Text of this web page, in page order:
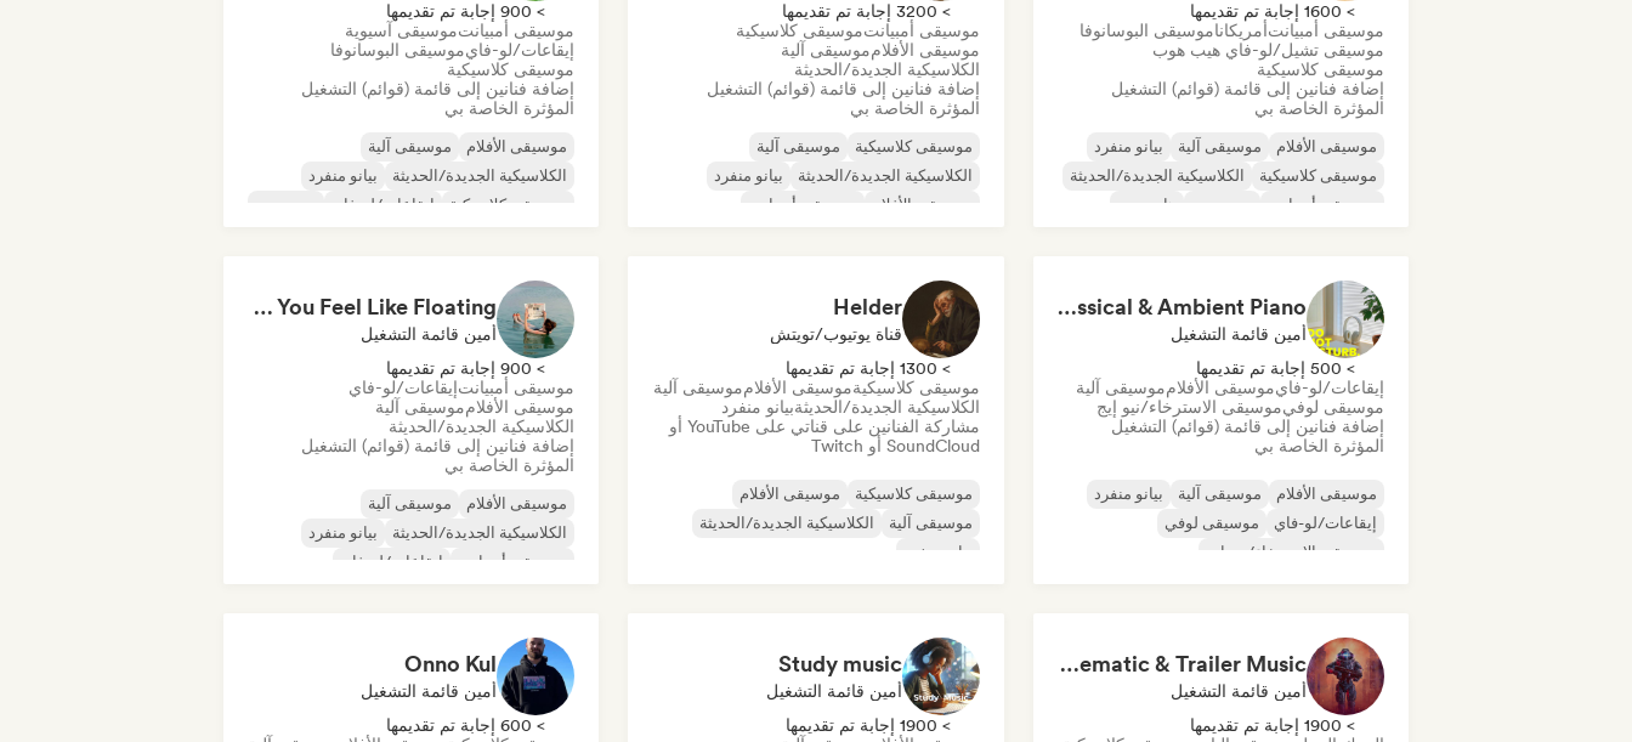
> 1600 إجابة تم تقديمها
موسيقى أمبيانتأمريكاناموسيقى البوسانوفا
موسيقى تشيل/لو-فاي هيب هوب
موسيقى كلاسيكية
إضافة فنانين إلى قائمة (قوائم) التشغيل
المؤثرة الخاصة بي
موسيقى الأفلام موسيقى آلية
بيانو منفرد
موسيقى كلاسيكية
الكلاسيكية الجديدة/الحديثة
موسيقى أمبيانت
هايبربوب
> 3200 إجابة تم تقديمها
موسيقى أمبيانتموسيقى كلاسيكية
موسيقى الأفلامموسيقى آلية
الكلاسيكية الجديدة/الحديثة
إضافة فنانين إلى قائمة (قوائم) التشغيل
المؤثرة الخاصة بي
موسيقى كلاسيكية
موسيقى آلية
الكلاسيكية الجديدة/الحديثة
بيانو منفرد
موسيقى الأفلام
موسيقى أمبيانت
> 900 إجابة تم تقديمها
موسيقى أمبيانتموسيقى آسيوية
إيقاعات/لو-فايموسيقى البوسانوفا
موسيقى كلاسيكية
إضافة فنانين إلى قائمة (قوائم) التشغيل
المؤثرة الخاصة بي
موسيقى الأفلام
موسيقى آلية
الكلاسيكية الجديدة/الحديثة
بيانو منفرد
موسيقى كلاسيكية
إيقاعات/لو-فاي
The Ultimate Do Not Disturb Playlist 🔕 Neo-Classical & Ambient Piano
أمين قائمة التشغيل
> 500 إجابة تم تقديمها
إيقاعات/لو-فايموسيقى الأفلامموسيقى آلية
موسيقى لوفيموسيقى الاسترخاء/نيو إيج
إضافة فنانين إلى قائمة (قوائم) التشغيل
المؤثرة الخاصة بي
موسيقى الأفلام موسيقى آلية
بيانو منفرد
إيقاعات/لو-فاي
موسيقى لوفي
موسيقى الاسترخاء/نيو إيج
Helder
قناة يوتيوب/تويتش
> 1300 إجابة تم تقديمها
موسيقى كلاسيكيةموسيقى الأفلامموسيقى آلية
الكلاسيكية الجديدة/الحديثةبيانو منفرد
مشاركة الفنانين على قناتي على YouTube أو
SoundCloud أو Twitch
موسيقى كلاسيكية
موسيقى الأفلام
موسيقى آلية
الكلاسيكية الجديدة/الحديثة
بيانو منفرد
Instrumentals That Make You Feel Like Floating
أمين قائمة التشغيل
> 900 إجابة تم تقديمها
موسيقى أمبيانتإيقاعات/لو-فاي
موسيقى الأفلامموسيقى آلية
الكلاسيكية الجديدة/الحديثة
إضافة فنانين إلى قائمة (قوائم) التشغيل
المؤثرة الخاصة بي
موسيقى الأفلام
موسيقى آلية
الكلاسيكية الجديدة/الحديثة
بيانو منفرد
موسيقى أمبيانت
إيقاعات/لو-فاي
Music to Conquer Worlds To ⚔️ Epic Orchestral, Cinematic & Trailer Music
أمين قائمة التشغيل
> 1900 إجابة تم تقديمها
Study music
أمين قائمة التشغيل
> 1900 إجابة تم تقديمها
Onno Kul
أمين قائمة التشغيل
> 600 إجابة تم تقديمها